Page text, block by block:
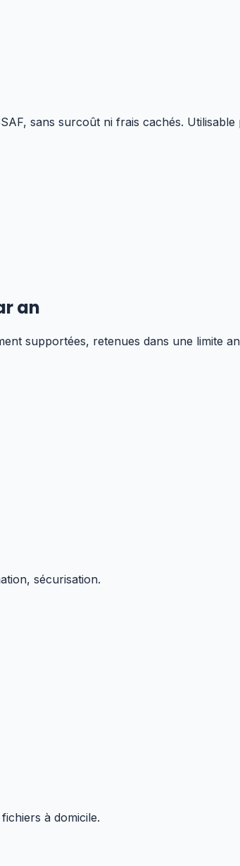
sans surcoût ni frais cachés.
an
supportées, retenues dans une limite
sécurisation.
à domicile.